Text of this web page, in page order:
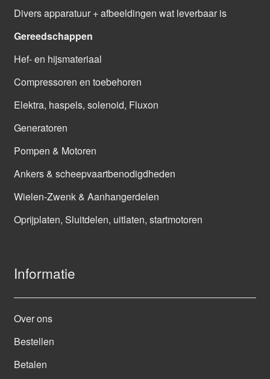
Divers apparatuur + afbeeldingen wat leverbaar is
Gereedschappen
Hef- en hijsmateriaal
Compressoren en toebehoren
Elektra, haspels, solenoid, Fluxon
Generatoren
Pompen & Motoren
Ankers & scheepvaartbenodigdheden
Wielen-Zwenk & Aanhangerdelen
Oprijplaten, Sluitdelen, uitlaten, startmotoren
Informatie
Over ons
Bestellen
Betalen